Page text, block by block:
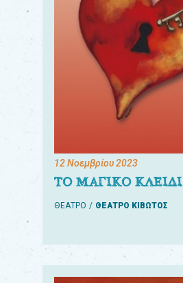
12 Νοεμβρίου 2023
ΤΟ ΜΑΓΙΚΟ ΚΛΕΙΔΙ
ΘΕΑΤΡΟ ΘΕΑΤΡΟ ΚΙΒΩΤΟΣ